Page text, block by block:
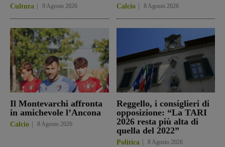
Cultura 9 Agosto 2026 Calcio 8 Agosto 2026
Il Montevarchi affronta
in amichevole l’Ancona
Calcio 8 Agosto 2026
Reggello, i consiglieri di
opposizione: “La TARI
2026 resta più alta di
quella del 2022”
Politica 8 Agosto 2026